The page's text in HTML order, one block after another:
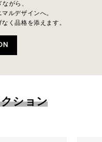
がら、
ルデザインへ。
く品格を添えます。
ション